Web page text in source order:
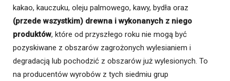
kakao, kauczuku, oleju palmowego, kawy, bydła oraz
(przede wszystkim) drewna i wykonanych z niego
produktów, które od przyszłego roku nie mogą być
pozyskiwane z obszarów zagrożonych wylesianiem i
degradacją lub pochodzić z obszarów już wylesionych. To
na producentów wyrobów z tych siedmiu grup